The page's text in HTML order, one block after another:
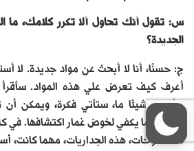
س: تقول أنك تحاول ألا تكرر كلامك، ما
الجديدة؟
ج: حسنًا، أنا لا أبحث عن مواد جديدة. لا
أعرف كيف تعرض علي هذه المواد. سأقرأ
سأسمع شيئًا ما، ستأتي فكرة، ويمكن
أغرتني بما يكفي لخوض غمار اكتشافها. في
هذه اللوحات، هذه الجداريات، مهما كانت،